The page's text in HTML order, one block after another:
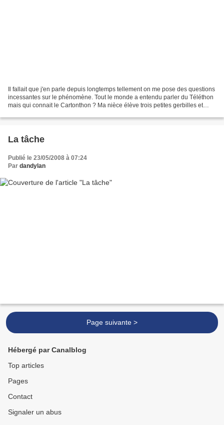
Il fallait que j'en parle depuis longtemps tellement on me pose des questions
incessantes sur le phénomène. Tout le monde a entendu parler du Téléthon
mais qui connait le Cartonthon ? Ma nièce élève trois petites gerbilles et
La tâche
Publié le 23/05/2008 à 07:24
Par dandylan
Page suivante >
Hébergé par Canalblog
Top articles
Pages
Contact
Signaler un abus